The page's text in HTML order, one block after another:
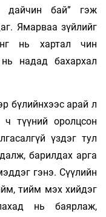
дайчин бай” гэж
Ямарваа зүйлийг
нь хартал чин
надад бахархал
бүлийнхээс арай л
түүний оролцсон
үздэг тул
барилдах арга
гэнэ. Сүүлийн
тийм мэх хийдэг
нь баярлаж,